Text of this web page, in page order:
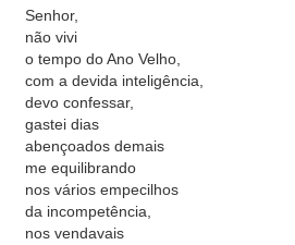
Senhor,
não vivi
o tempo do Ano Velho,
com a devida inteligência,
devo confessar,
gastei dias
abençoados demais
me equilibrando
nos vários empecilhos
da incompetência,
nos vendavais